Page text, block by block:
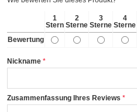
1
Stern
2
Sterne
3
Sterne
4
Sterne
Bewertung
Nickname
Zusammenfassung Ihres Reviews